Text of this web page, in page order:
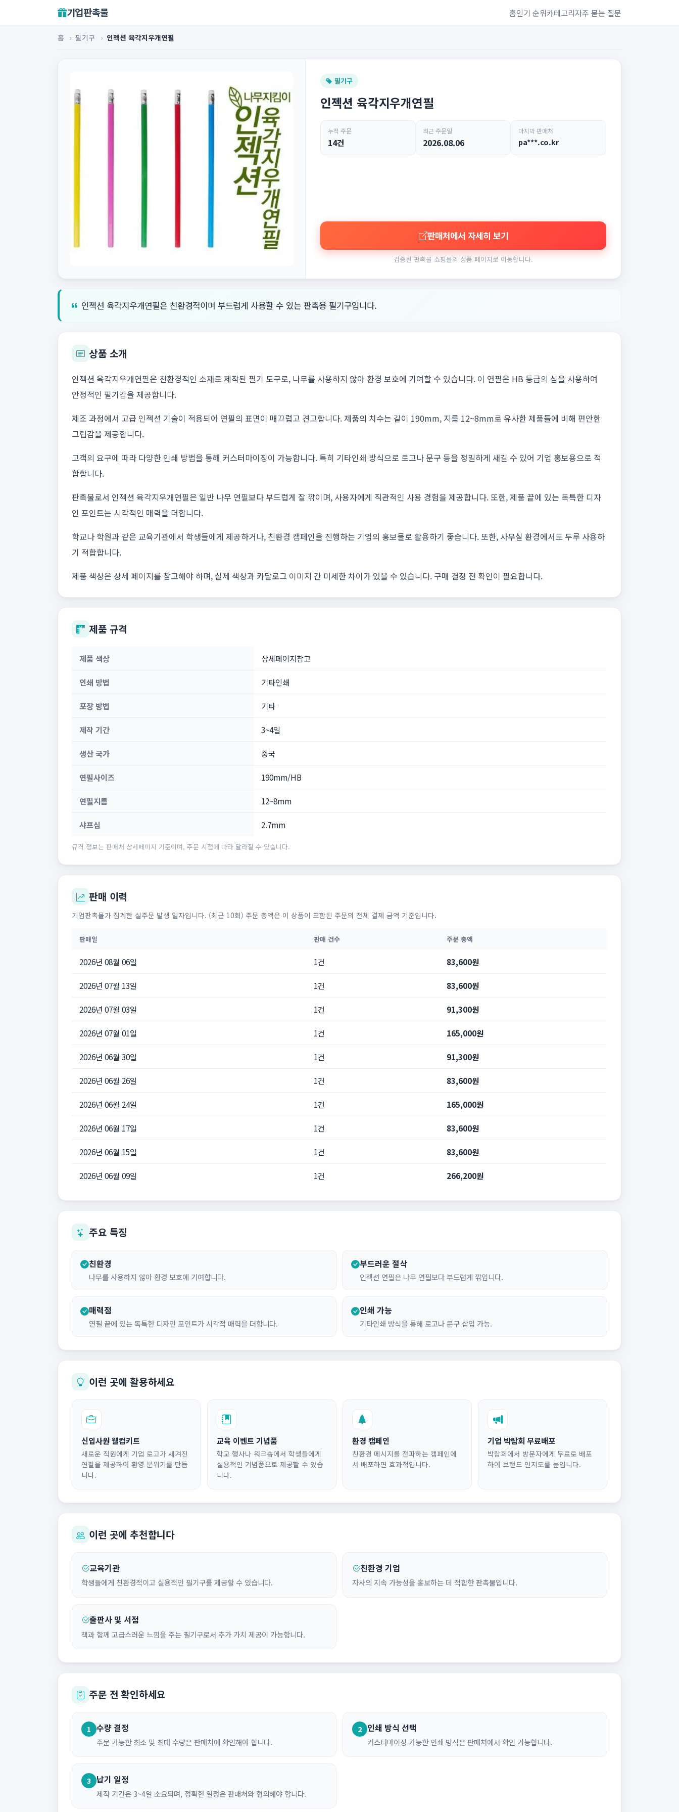
기업판촉물 홈인기 순위카테고리자주 묻는 질문
홈 › 필기구 › 인젝션 육각지우개연필
필기구
인젝션 육각지우개연필
누적 주문
14건
최근 주문일
2026.08.06
마지막 판매처
pa***.co.kr
판매처에서 자세히 보기
검증된 판촉물 쇼핑몰의 상품 페이지로 이동합니다.
인젝션 육각지우개연필은 친환경적이며 부드럽게 사용할 수 있는 판촉용 필기구입니다.
상품 소개
인젝션 육각지우개연필은 친환경적인 소재로 제작된 필기 도구로, 나무를 사용하지 않아 환경 보호에 기여할 수 있습니다. 이 연필은 HB 등급의 심을 사용하여
안정적인 필기감을 제공합니다.
제조 과정에서 고급 인젝션 기술이 적용되어 연필의 표면이 매끄럽고 견고합니다. 제품의 치수는 길이 190mm, 지름 12~8mm로 유사한 제품들에 비해 편안한
그립감을 제공합니다.
고객의 요구에 따라 다양한 인쇄 방법을 통해 커스터마이징이 가능합니다. 특히 기타인쇄 방식으로 로고나 문구 등을 정밀하게 새길 수 있어 기업 홍보용으로 적
합합니다.
판촉물로서 인젝션 육각지우개연필은 일반 나무 연필보다 부드럽게 잘 깎이며, 사용자에게 직관적인 사용 경험을 제공합니다. 또한, 제품 끝에 있는 독특한 디자
인 포인트는 시각적인 매력을 더합니다.
학교나 학원과 같은 교육기관에서 학생들에게 제공하거나, 친환경 캠페인을 진행하는 기업의 홍보물로 활용하기 좋습니다. 또한, 사무실 환경에서도 두루 사용하
기 적합합니다.
제품 색상은 상세 페이지를 참고해야 하며, 실제 색상과 카달로그 이미지 간 미세한 차이가 있을 수 있습니다. 구매 결정 전 확인이 필요합니다.
제품 규격
제품 색상 상세페이지참고
인쇄 방법 기타인쇄
포장 방법 기타
제작 기간 3~4일
생산 국가 중국
연필사이즈 190mm/HB
연필지름 12~8mm
샤프심 2.7mm
규격 정보는 판매처 상세페이지 기준이며, 주문 시점에 따라 달라질 수 있습니다.
판매 이력
기업판촉물가 집계한 실주문 발생 일자입니다. (최근 10회) 주문 총액은 이 상품이 포함된 주문의 전체 결제 금액 기준입니다.
판매일 판매 건수 주문 총액
2026년 08월 06일 1건 83,600원
2026년 07월 13일 1건 83,600원
2026년 07월 03일 1건 91,300원
2026년 07월 01일 1건 165,000원
2026년 06월 30일 1건 91,300원
2026년 06월 26일 1건 83,600원
2026년 06월 24일 1건 165,000원
2026년 06월 17일 1건 83,600원
2026년 06월 15일 1건 83,600원
2026년 06월 09일 1건 266,200원
주요 특징
친환경
나무를 사용하지 않아 환경 보호에 기여합니다.
부드러운 절삭
인젝션 연필은 나무 연필보다 부드럽게 깎입니다.
매력점
연필 끝에 있는 독특한 디자인 포인트가 시각적 매력을 더합니다.
인쇄 가능
기타인쇄 방식을 통해 로고나 문구 삽입 가능.
이런 곳에 활용하세요
신입사원 웰컴키트
새로운 직원에게 기업 로고가 새겨진
연필을 제공하여 환영 분위기를 만듭
니다.
교육 이벤트 기념품
학교 행사나 워크숍에서 학생들에게
실용적인 기념품으로 제공할 수 있습
니다.
환경 캠페인
친환경 메시지를 전파하는 캠페인에
서 배포하면 효과적입니다.
기업 박람회 무료배포
박람회에서 방문자에게 무료로 배포
하여 브랜드 인지도를 높입니다.
이런 곳에 추천합니다
교육기관
학생들에게 친환경적이고 실용적인 필기구를 제공할 수 있습니다.
친환경 기업
자사의 지속 가능성을 홍보하는 데 적합한 판촉물입니다.
출판사 및 서점
책과 함께 고급스러운 느낌을 주는 필기구로서 추가 가치 제공이 가능합니다.
주문 전 확인하세요
1 수량 결정
주문 가능한 최소 및 최대 수량은 판매처에 확인해야 합니다.
2 인쇄 방식 선택
커스터마이징 가능한 인쇄 방식은 판매처에서 확인 가능합니다.
3 납기 일정
제작 기간은 3~4일 소요되며, 정확한 일정은 판매처와 협의해야 합니다.